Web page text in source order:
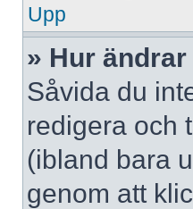
Upp
» Hur
Såvida du
redigera och
(ibland bara
genom att